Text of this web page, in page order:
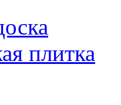
плитка